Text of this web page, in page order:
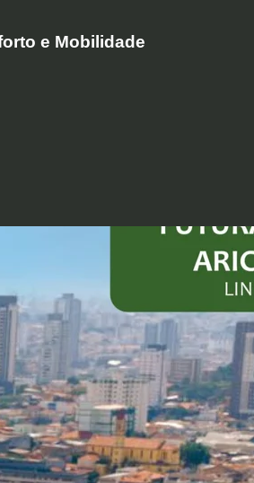
e Mobilidade